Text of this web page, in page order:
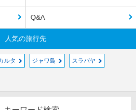
Q&A
人気の旅行先
ルタ ジャワ島 スラバヤ